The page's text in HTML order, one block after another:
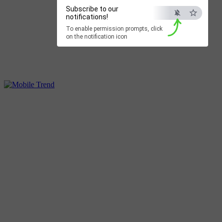
Subscribe to our
notifications!
To enable permission prompts, click
on the notification icon